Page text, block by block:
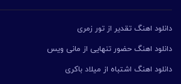
دانلود اهنگ تقدیر از تور زمری
دانلود اهنگ حضور تنهایی از مانی ویس
دانلود اهنگ اشتباه از میلاد باکری